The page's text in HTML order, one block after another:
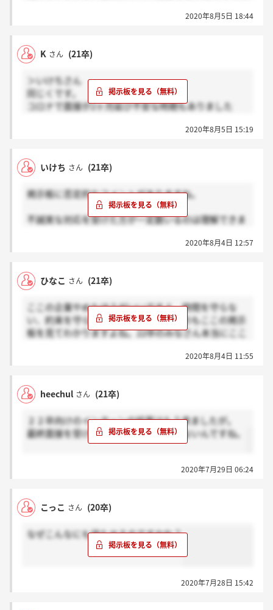
博報堂との業界再編の関連で、今後の成長もかなり期
大きな会社なので、人の運は正直あると思いますが。
私も全く同じ考えです。
2020年8月5日 18:44
K さん (21卒)
＞いけちさん
同じくです。
コロナで面接が2ヶ月延び不安な時期もありました
の良さや仕事に対する姿勢を肌で感じ、心からこの会
しくなりました。
22卒の皆さんには、ぜひ自分で見て聞いて感じたこと
2020年8月5日 15:19
いけち さん (21卒)
掲示板に否定的なコメントがありますね。
不誠実な対応を受けた方が一定数いるのは理解できま
ました。
一概にヘイトスピーチのようなことを言うのはこれか
掲示板の情報は所詮便所の落書きです。
この企業のことを感じていただきたいです。
思う所があったので、長文失礼しました。
2020年8月4日 12:57
ひなこ さん (21卒)
ここの企業やめたほうがいいですよ、時間を守らな
い、約束を守らない、連絡が遅すぎるのもここの掲示
板を見てわかりますよね。22卒のみなさん本当にここ
2020年8月4日 11:55
heechul さん (21卒)
２２卒向けのインターンの結果はもう来ましたが。
最終面接を受けられた方はまだ来ていないんですね。
2020年7月29日 06:24
こっこ さん (20卒)
なぜこんなにも待たせるのですかね？
2020年7月28日 15:42